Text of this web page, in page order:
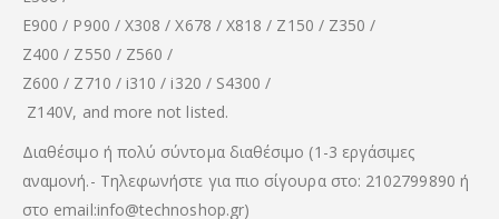
E900 / P900 / X308 / X678 / X818 / Z150 / Z350 /
Z400 / Z550 / Z560 /
Z600 / Z710 / i310 / i320 / S4300 /
Z140V, and more not listed.
Διαθέσιμο ή πολύ σύντομα διαθέσιμο (1-3 εργάσιμες
αναμονή.- Τηλεφωνήστε για πιο σίγουρα στο: 2102799890 ή
στο email:info@technoshop.gr)